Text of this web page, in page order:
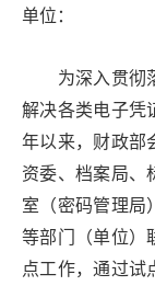
单位：
为深入贯彻落
解决各类电子凭
年以来，财政部
资委、档案局、
室（密码管理局
等部门（单位）
点工作，通过试